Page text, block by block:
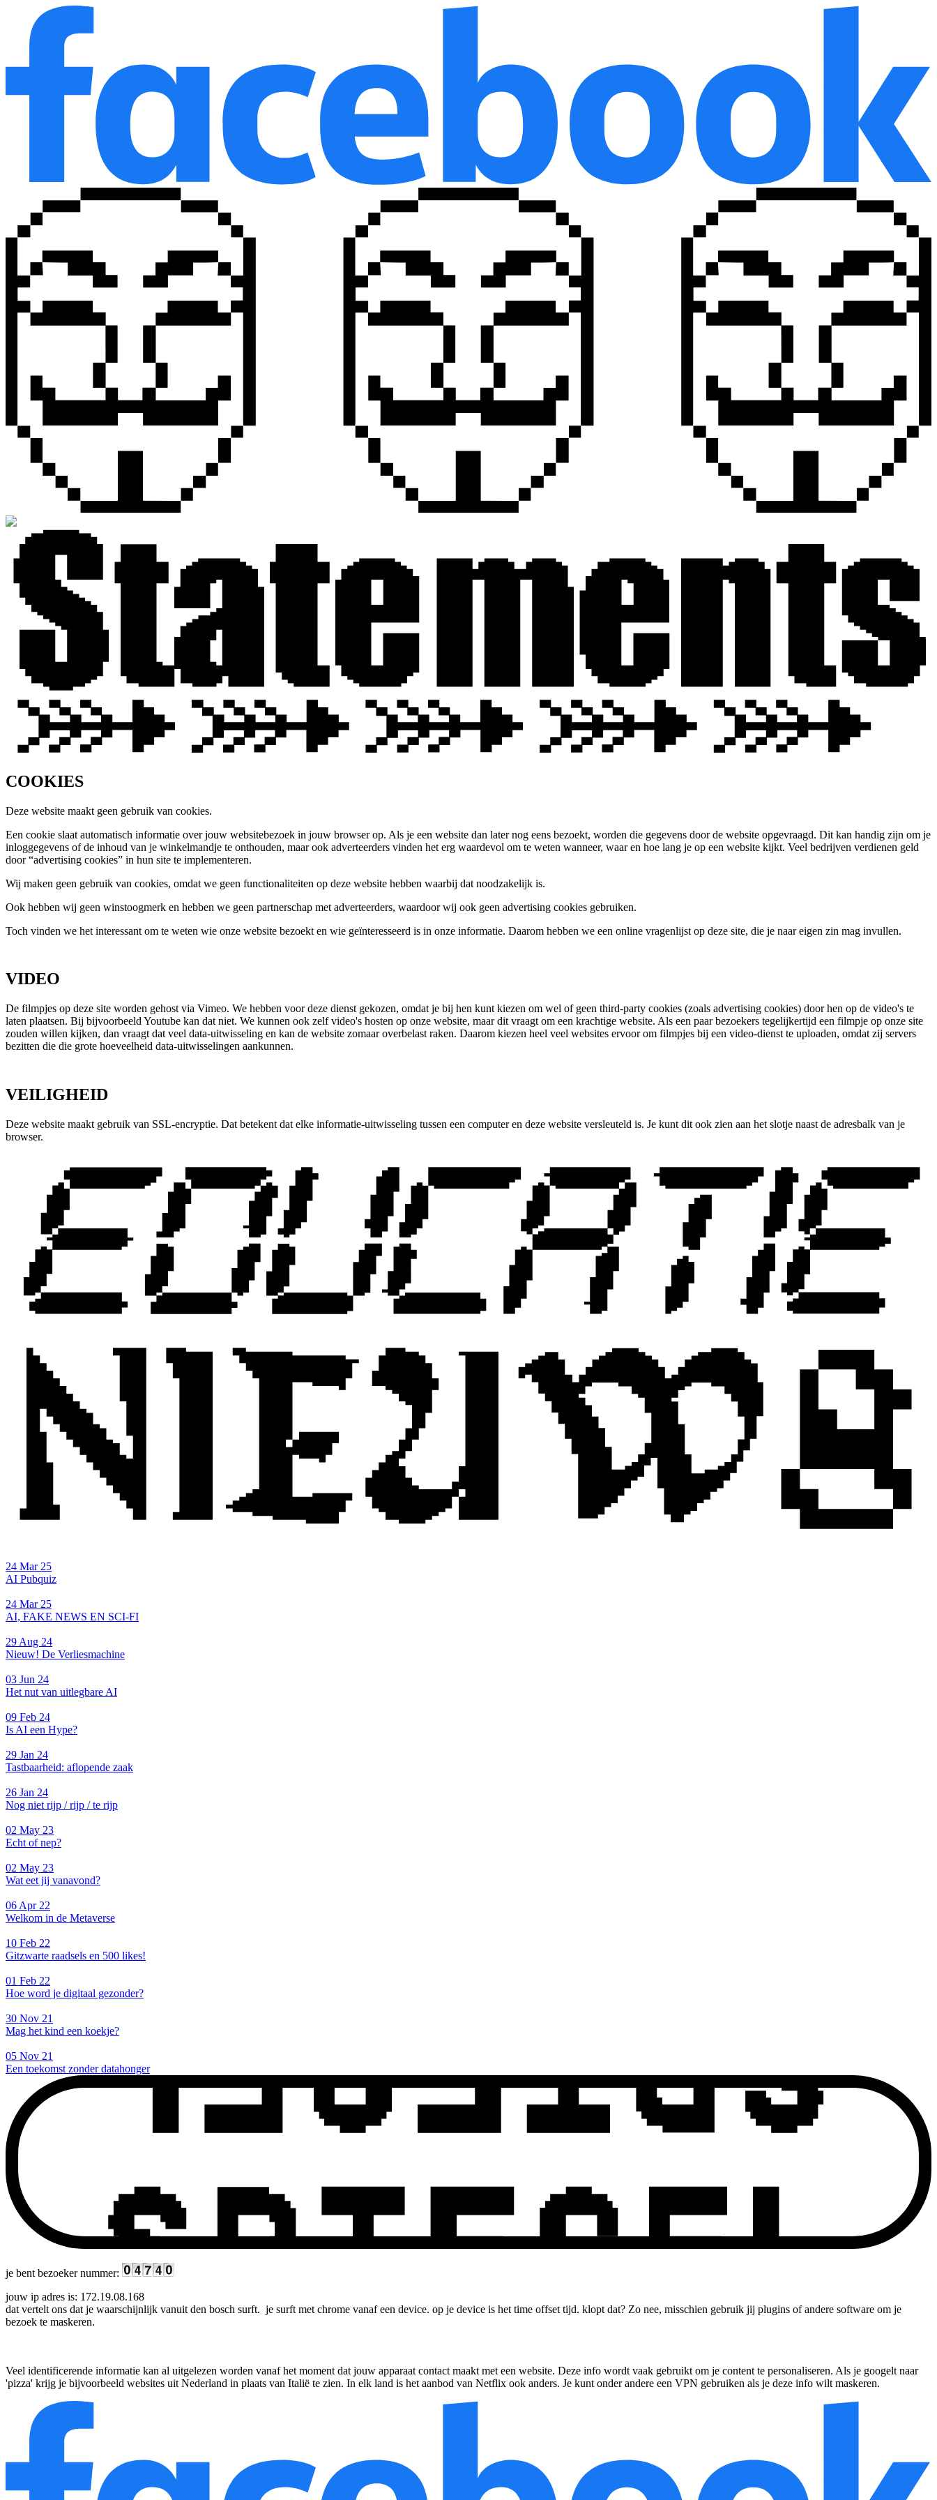
COOKIES
Deze website maakt geen gebruik van cookies.
Een cookie slaat automatisch informatie over jouw websitebezoek in jouw browser op. Als je een website dan later nog eens bezoekt, worden die gegevens door de website opgevraagd. Dit kan handig zijn om je
inloggegevens of de inhoud van je winkelmandje te onthouden, maar ook adverteerders vinden het erg waardevol om te weten wanneer, waar en hoe lang je op een website kijkt. Veel bedrijven verdienen geld
door “advertising cookies” in hun site te implementeren.
Wij maken geen gebruik van cookies, omdat we geen functionaliteiten op deze website hebben waarbij dat noodzakelijk is.
Ook hebben wij geen winstoogmerk en hebben we geen partnerschap met adverteerders, waardoor wij ook geen advertising cookies gebruiken.
Toch vinden we het interessant om te weten wie onze website bezoekt en wie geïnteresseerd is in onze informatie. Daarom hebben we een online vragenlijst op deze site, die je naar eigen zin mag invullen.
VIDEO
De filmpjes op deze site worden gehost via Vimeo. We hebben voor deze dienst gekozen, omdat je bij hen kunt kiezen om wel of geen third-party cookies (zoals advertising cookies) door hen op de video's te
laten plaatsen. Bij bijvoorbeeld Youtube kan dat niet. We kunnen ook zelf video's hosten op onze website, maar dit vraagt om een krachtige website. Als een paar bezoekers tegelijkertijd een filmpje op onze site
zouden willen kijken, dan vraagt dat veel data-uitwisseling en kan de website zomaar overbelast raken. Daarom kiezen heel veel websites ervoor om filmpjes bij een video-dienst te uploaden, omdat zij servers
bezitten die die grote hoeveelheid data-uitwisselingen aankunnen.
VEILIGHEID
Deze website maakt gebruik van SSL-encryptie. Dat betekent dat elke informatie-uitwisseling tussen een computer en deze website versleuteld is. Je kunt dit ook zien aan het slotje naast de adresbalk van je
browser.
24 Mar 25
AI Pubquiz
24 Mar 25
AI, FAKE NEWS EN SCI-FI
29 Aug 24
Nieuw! De Verliesmachine
03 Jun 24
Het nut van uitlegbare AI
09 Feb 24
Is AI een Hype?
29 Jan 24
Tastbaarheid: aflopende zaak
26 Jan 24
Nog niet rijp / rijp / te rijp
02 May 23
Echt of nep?
02 May 23
Wat eet jij vanavond?
06 Apr 22
Welkom in de Metaverse
10 Feb 22
Gitzwarte raadsels en 500 likes!
01 Feb 22
Hoe word je digitaal gezonder?
30 Nov 21
Mag het kind een koekje?
05 Nov 21
Een toekomst zonder datahonger
je bent bezoeker nummer:
jouw ip adres is: 172.19.08.168
dat vertelt ons dat je waarschijnlijk vanuit den bosch surft. je surft met chrome vanaf een device. op je device is het time offset tijd. klopt dat? Zo nee, misschien gebruik jij plugins of andere software om je
bezoek te maskeren.
Veel identificerende informatie kan al uitgelezen worden vanaf het moment dat jouw apparaat contact maakt met een website. Deze info wordt vaak gebruikt om je content te personaliseren. Als je googelt naar
'pizza' krijg je bijvoorbeeld websites uit Nederland in plaats van Italië te zien. In elk land is het aanbod van Netflix ook anders. Je kunt onder andere een VPN gebruiken als je deze info wilt maskeren.